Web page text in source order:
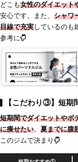
どこも女性のダイエット
安心です。また、 シャワ
目線で充実しているのも
参考に
【こだわり③】短期
短期間でダイエットやボ
に痩せたい、 夏までに腹
このジムで決まり